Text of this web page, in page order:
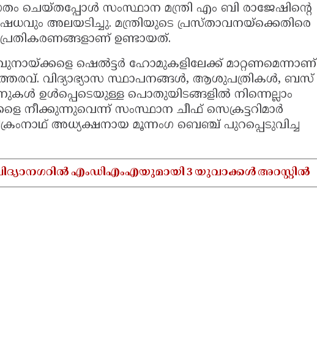
ചെയ്തപ്പോൾ സംസ്ഥാന മന്ത്രി എം ബി രാജേഷിന്റെ
അലയടിച്ചു. മന്ത്രിയുടെ പ്രസ്താവനയ്ക്കെതിരെ
ഉണ്ടായത്.
ഷെൽട്ടർ ഹോമുകളിലേക്ക് മാറ്റണമെന്നാണ്
വിദ്യാഭ്യാസ സ്ഥാപനങ്ങൾ, ആശുപത്രികൾ, ബസ്
ഉൾപ്പെടെയുള്ള പൊതുയിടങ്ങളിൽ നിന്നെല്ലാം
നീക്കുന്നുവെന്ന് സംസ്ഥാന ചീഫ് സെക്രട്ടറിമാർ
അധ്യക്ഷനായ മൂന്നംഗ ബെഞ്ച് പുറപ്പെടുവിച്ച
എംഡിഎംഎയുമായി 3 യുവാക്കൾ അറസ്റ്റിൽ